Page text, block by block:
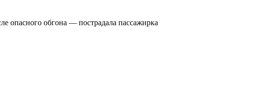
опасного обгона — пострадала пассажирка